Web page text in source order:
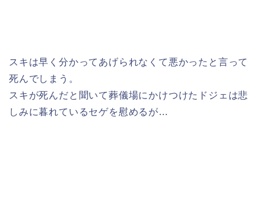
スキは早く分かってあげられなくて悪かったと言って
死んでしまう。
スキが死んだと聞いて葬儀場にかけつけたドジェは悲
しみに暮れているセゲを慰めるが…